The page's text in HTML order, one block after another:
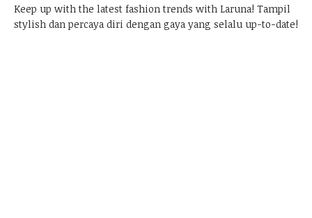
Keep up with the latest fashion trends with Laruna! Tampil
stylish dan percaya diri dengan gaya yang selalu up-to-date!